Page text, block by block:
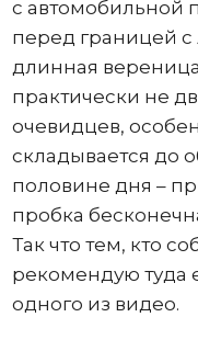
с автомобильной
перед границей с
длинная
практически не
очевидцев,
складывается до
половине дня –
пробка
Так что тем, кто
рекомендую туда
одного из видео.